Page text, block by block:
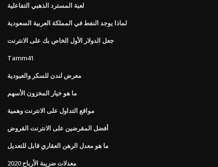
لعبة المسترد الذهبي التفاعلية
لماذا يوجد النفط في المملكة العربية السعودية
جعل الدولار الأول الخاص بك على الانترنت
Tamm41
معرض لندن للسكر والعبودية
ما هو خيار المخزون الأسهم
مواقع التداول على الانترنت وهمية
أفضل المقرضين على الانترنت القروض
ما هو معدل الرهن العقاري قابل للتعديل
معدلات ضريبة الأرباح 2020